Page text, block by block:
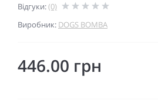
Відгуки:(0)
Виробник: DOGS BOMBA
446.00 грн